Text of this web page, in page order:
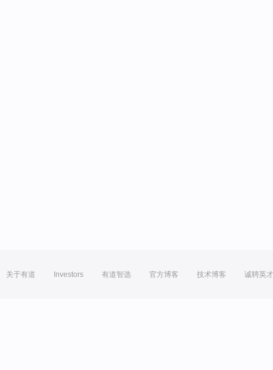
关于有道 Investors 有道智选 官方博客 技术博客 诚聘英才